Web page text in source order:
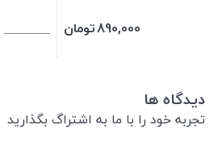
890,000تومان
دیدگاه ها
تجربه خود را با ما به اشتراگ بگذارید